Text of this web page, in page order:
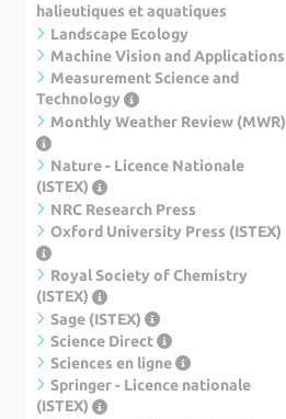
halieutiques et aquatiques
Landscape Ecology
Machine Vision and Applications
Measurement Science and
Technology
Monthly Weather Review (MWR)
Nature - Licence Nationale
(ISTEX)
NRC Research Press
Oxford University Press (ISTEX)
Royal Society of Chemistry
(ISTEX)
Sage (ISTEX)
Science Direct
Sciences en ligne
Springer - Licence nationale
(ISTEX)